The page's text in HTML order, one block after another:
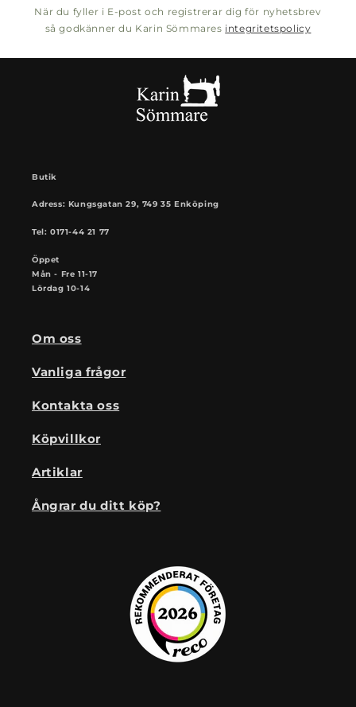
När du fyller i E-post och registrerar dig för nyhetsbrev
så godkänner du Karin Sömmares integritetspolicy
Butik
Adress: Kungsgatan 29, 749 35 Enköping
Tel: 0171-44 21 77
Öppet
Mån - Fre 11-17
Lördag 10-14
Om oss
Vanliga frågor
Kontakta oss
Köpvillkor
Artiklar
Ångrar du ditt köp?